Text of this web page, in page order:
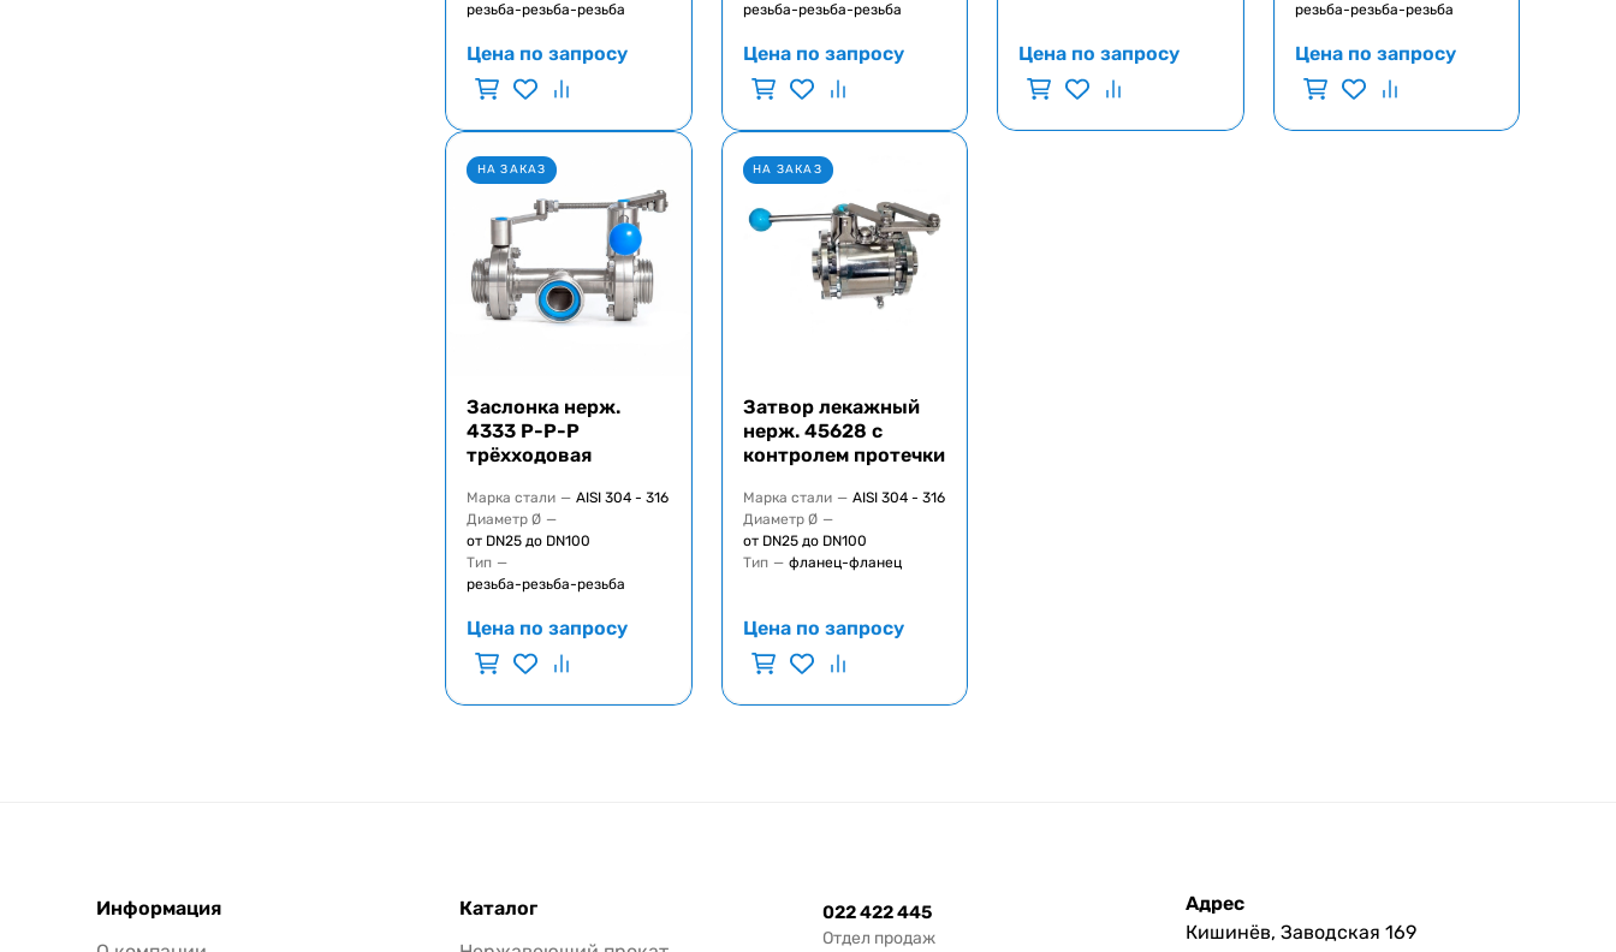
резьба-резьба-резьба
Цена по запросу
резьба-резьба-резьба
Цена по запросу Цена по запросу
резьба-резьба-резьба
Цена по запросу
НА ЗАКАЗ
Заслонка нерж.
4333 Р-Р-Р
трёхходовая
Марка стали — AISI 304 - 316
Диаметр Ø —
от DN25 до DN100
Тип —
резьба-резьба-резьба
Цена по запросу
НА ЗАКАЗ
Затвор лекажный
нерж. 45628 с
контролем протечки
Марка стали — AISI 304 - 316
Диаметр Ø —
от DN25 до DN100
Тип — фланец-фланец
Цена по запросу
Информация
Каталог
022 422 445
Отдел продаж
Адрес
Кишинёв, Заводская 169